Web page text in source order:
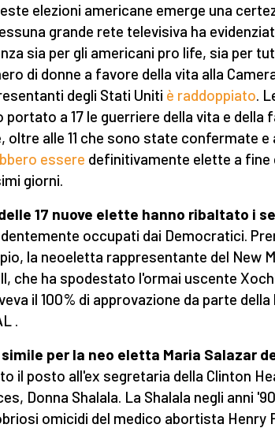
elezioni americane emerge una
grande rete televisiva ha
sia per gli americani pro life, sia per
di donne a favore della vita alla
degli Stati Uniti è raddoppiato.
portato a 17 le guerriere della vita e della
oltre alle 11 che sono state confermate e
essere definitivamente elette a fine
giorni.
17 nuove elette hanno ribaltato i
occupati dai Democratici.
la neoeletta rappresentante del New
che ha spodestato l'ormai uscente
il 100% di approvazione da parte
.
per la neo eletta Maria Salazar
il posto all'ex segretaria della Clinton
Donna Shalala. La Shalala negli anni
omicidi del medico abortista Henry